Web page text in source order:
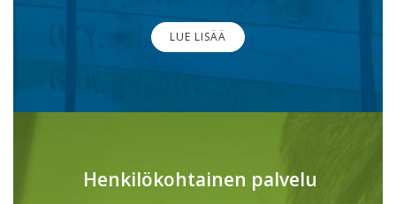
LUE LISÄÄ
Henkilökohtainen palvelu